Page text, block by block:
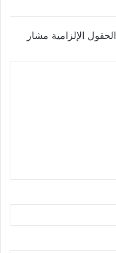
الحقول الإلزامية مشار